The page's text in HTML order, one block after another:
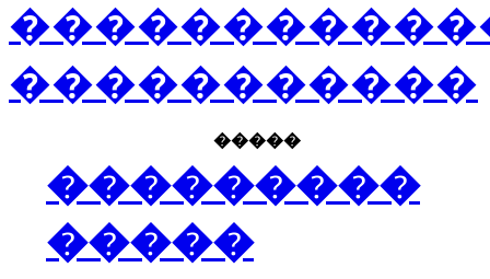
�����������
�����
���������
�����